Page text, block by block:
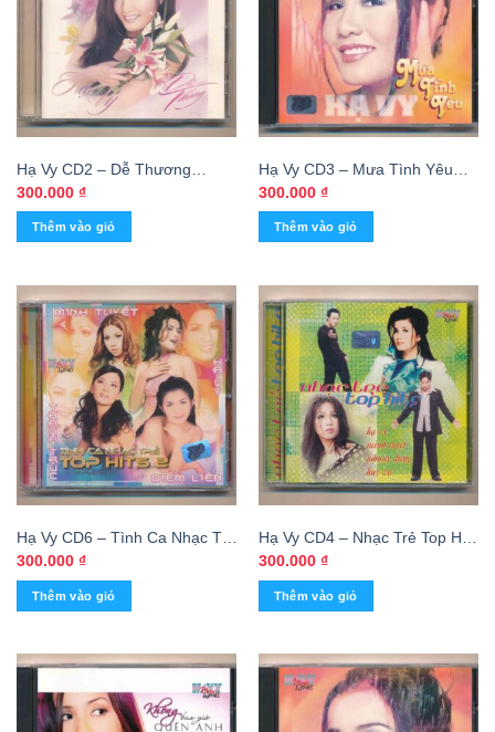
Hạ Vy CD2 – Dễ Thương
(KGTH9)
300.000 ₫
Thêm vào giỏ
Hạ Vy CD3 – Mưa Tình Yêu
(KGTH9)
300.000 ₫
Thêm vào giỏ
Hạ Vy CD6 – Tình Ca Nhạc Trẻ
Top Hits 2 (KGTH9)
300.000 ₫
Thêm vào giỏ
Hạ Vy CD4 – Nhạc Trẻ Top Hits
(KGTH9)
300.000 ₫
Thêm vào giỏ